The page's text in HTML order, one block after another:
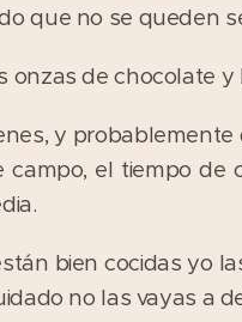
que no se queden
onzas de chocolate
y
campo, el tiempo de
bien cocidas yo
no las vayas a